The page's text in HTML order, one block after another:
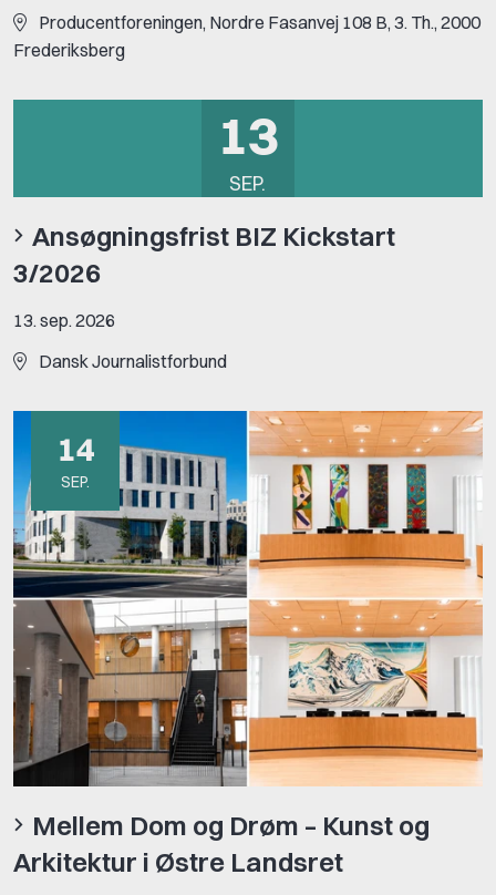
Producentforeningen, Nordre Fasanvej 108 B, 3. Th., 2000
Frederiksberg
13
SEP.
Ansøgningsfrist BIZ Kickstart
3/2026
13. sep. 2026
Dansk Journalistforbund
14
SEP.
Mellem Dom og Drøm – Kunst og
Arkitektur i Østre Landsret